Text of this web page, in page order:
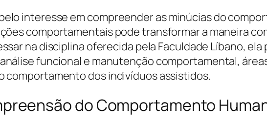
interesse em compreender as minúcias do
comportamentais pode transformar a maneira
na disciplina oferecida pela Faculdade Líbano,
funcional e manutenção comportamental,
comportamento dos indivíduos assistidos.
do Comportamento